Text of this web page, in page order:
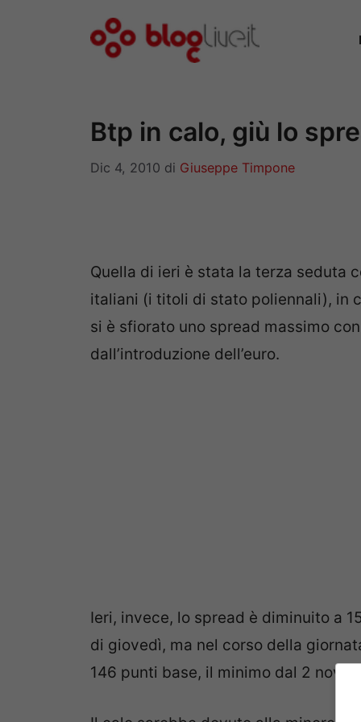
Btp in calo, giù lo
Dic 4, 2010 di Giuseppe Timpone
Quella di ieri è stata la terza seduta
italiani (i titoli di stato poliennali), in
si è sfiorato uno spread massimo
dall’introduzione dell’euro.
Ieri, invece, lo spread è diminuito a
di giovedì, ma nel corso della
146 punti base, il minimo dal 2